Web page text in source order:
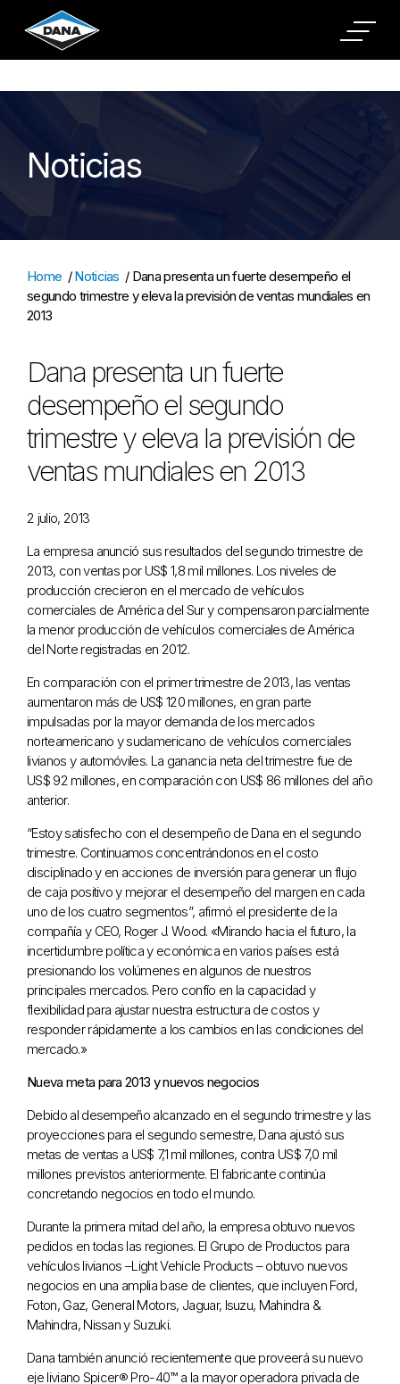
Cookies Settings
Noticias
Home /Noticias / Dana presenta un fuerte desempeño el
segundo trimestre y eleva la previsión de ventas mundiales en
2013
Dana presenta un fuerte
desempeño el segundo
trimestre y eleva la previsión de
ventas mundiales en 2013
2 julio, 2013
La empresa anunció sus resultados del segundo trimestre de
2013, con ventas por US$ 1,8 mil millones. Los niveles de
producción crecieron en el mercado de vehículos
comerciales de América del Sur y compensaron parcialmente
la menor producción de vehículos comerciales de América
del Norte registradas en 2012.
En comparación con el primer trimestre de 2013, las ventas
aumentaron más de US$ 120 millones, en gran parte
impulsadas por la mayor demanda de los mercados
norteamericano y sudamericano de vehículos comerciales
livianos y automóviles. La ganancia neta del trimestre fue de
US$ 92 millones, en comparación con US$ 86 millones del año
anterior.
“Estoy satisfecho con el desempeño de Dana en el segundo
trimestre. Continuamos concentrándonos en el costo
disciplinado y en acciones de inversión para generar un flujo
de caja positivo y mejorar el desempeño del margen en cada
uno de los cuatro segmentos”, afirmó el presidente de la
compañía y CEO, Roger J. Wood. «Mirando hacia el futuro, la
incertidumbre política y económica en varios países está
presionando los volúmenes en algunos de nuestros
principales mercados. Pero confío en la capacidad y
flexibilidad para ajustar nuestra estructura de costos y
responder rápidamente a los cambios en las condiciones del
mercado.»
Nueva meta para 2013 y nuevos negocios
Debido al desempeño alcanzado en el segundo trimestre y las
proyecciones para el segundo semestre, Dana ajustó sus
metas de ventas a US$ 7,1 mil millones, contra US$ 7,0 mil
millones previstos anteriormente. El fabricante continúa
concretando negocios en todo el mundo.
Durante la primera mitad del año, la empresa obtuvo nuevos
pedidos en todas las regiones. El Grupo de Productos para
vehículos livianos –Light Vehicle Products – obtuvo nuevos
negocios en una amplia base de clientes, que incluyen Ford,
Foton, Gaz, General Motors, Jaguar, Isuzu, Mahindra &
Mahindra, Nissan y Suzuki.
Dana también anunció recientemente que proveerá su nuevo
eje liviano Spicer® Pro-40™ a la mayor operadora privada de